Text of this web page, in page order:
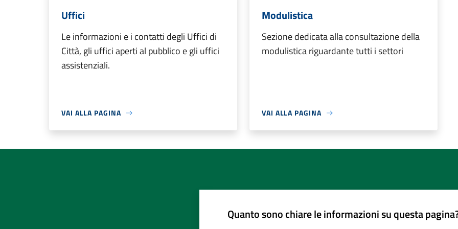
Uffici
Le informazioni e i contatti degli Uffici di
Città, gli uffici aperti al pubblico e gli uffici
assistenziali.
VAI ALLA PAGINA
Modulistica
Sezione dedicata alla consultazione della
modulistica riguardante tutti i settori
VAI ALLA PAGINA
Quanto sono chiare le informazioni su questa